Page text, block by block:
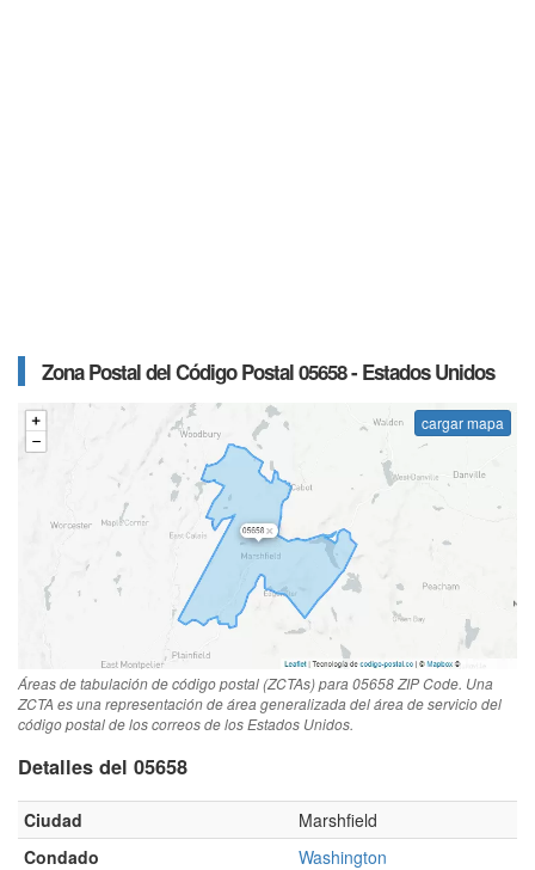
Zona Postal del Código Postal 05658 - Estados Unidos
cargar mapa
Áreas de tabulación de código postal (ZCTAs) para 05658 ZIP Code. Una
ZCTA es una representación de área generalizada del área de servicio del
código postal de los correos de los Estados Unidos.
Detalles del 05658
Ciudad
Marshfield
Condado
Washington